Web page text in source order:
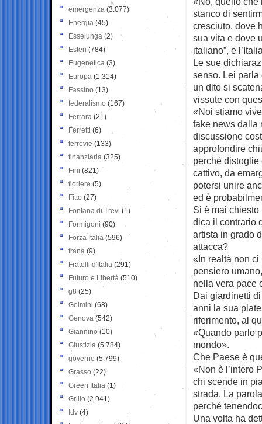
stanco di
cresciuto, dove
sua vita e dove
italiano”, e
Le sue
senso. Lei
un dito si
vissute con
«Noi stiamo
fake news dalla
discussione
approfondire
perché
cattivo, da
potersi unire
ed è
Si è mai chiesto
dica il contrario
artista in grado
attacca?
«In realtà non
pensiero
nella vera pace
Dai giardinetti
anni la sua
riferimento, al
«Quando parlo
mondo».
Che Paese è
«Non è l’intero
chi scende in
strada. La
perché
Una volta ha
emergenza (3.077)
Energia (45)
Esselunga (2)
Esteri (784)
Eugenetica (3)
Europa (1.314)
Fassino (13)
federalismo (167)
Ferrara (21)
Ferretti (6)
ferrovie (133)
finanziaria (325)
Fini (821)
fioriere (5)
Fitto (27)
Fontana di Trevi (1)
Formigoni (90)
Forza Italia (596)
frana (9)
Fratelli d'Italia (291)
Futuro e Libertà (510)
g8 (25)
Gelmini (68)
Genova (542)
Giannino (10)
Giustizia (5.784)
governo (5.799)
Grasso (22)
Green Italia (1)
Grillo (2.941)
Idv (4)